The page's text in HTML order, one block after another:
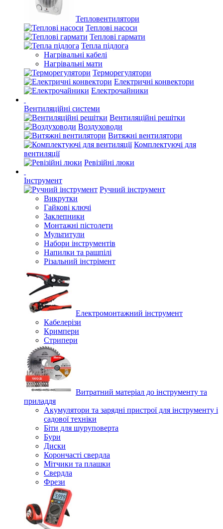
Тепловентилятори
Теплові насоси
Теплові гармати
Тепла підлога
Нагрівальні кабелі
Нагрівальні мати
Терморегулятори
Електричні конвектори
Електрочайники
Вентиляційні системи
Вентиляційні решітки
Воздуховоди
Витяжні вентилятори
Комплектуючі для
вентиляції
Ревізійні люки
Інструмент
Ручний інструмент
Викрутки
Гайкові ключі
Заклепники
Монтажні пістолети
Мультитули
Набори інструментів
Напилки та рашпілі
Різальний інстрімент
Електромонтажний інструмент
Кабелерізи
Кримпери
Стрипери
Витратний матеріал до інструменту та
приладдя
Акумулятори та зарядні пристрої для інструменту і
садової техніки
Біти для шуруповерта
Бури
Диски
Корончасті свердла
Мітчики та плашки
Свердла
Фрези